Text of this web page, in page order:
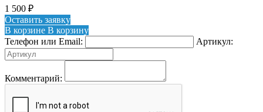
1 500 ₽
Оставить заявку
В корзине В корзину
Телефон или Email:
Артикул:
Комментарий: